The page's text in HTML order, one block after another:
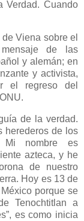
Verdad. Cuando
Viena sobre el
de las
y alemán; en
y activista,
el regreso del
de la verdad.
herederos de los
Mi nombre es
azteca, y he
de nuestro
Hoy es 13 de
porque se
Tenochtitlan a
es como inicia